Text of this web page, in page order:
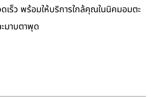
เร็ว พร้อมให้บริการใกล้คุณในนิคมอมตะ
มาบตาพุด